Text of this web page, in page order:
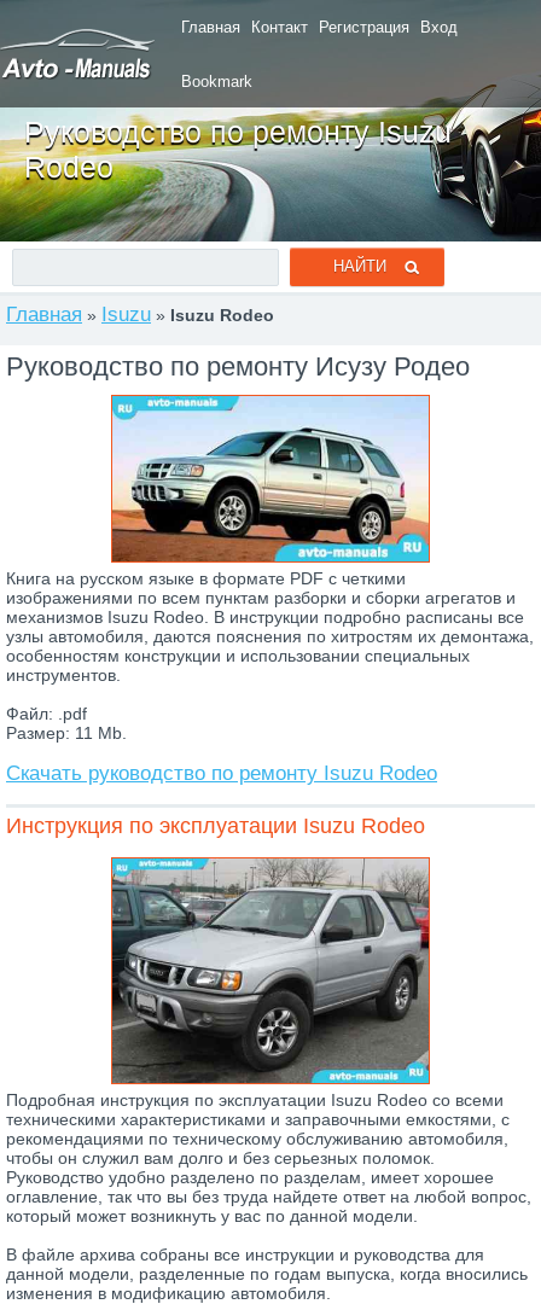
Главная Контакт Регистрация Вход
Bookmark
Руководство по ремонту Isuzu
Rodeo
Главная » Isuzu » Isuzu Rodeo
Руководство по ремонту Исузу Родео
Книга на русском языке в формате PDF с четкими
изображениями по всем пунктам разборки и сборки агрегатов и
механизмов Isuzu Rodeo. В инструкции подробно расписаны все
узлы автомобиля, даются пояснения по хитростям их демонтажа,
особенностям конструкции и использовании специальных
инструментов.
Файл: .pdf
Размер: 11 Mb.
Скачать руководство по ремонту Isuzu Rodeo
Инструкция по эксплуатации Isuzu Rodeo
Подробная инструкция по эксплуатации Isuzu Rodeo со всеми
техническими характеристиками и заправочными емкостями, с
рекомендациями по техническому обслуживанию автомобиля,
чтобы он служил вам долго и без серьезных поломок.
Руководство удобно разделено по разделам, имеет хорошее
оглавление, так что вы без труда найдете ответ на любой вопрос,
который может возникнуть у вас по данной модели.
В файле архива собраны все инструкции и руководства для
данной модели, разделенные по годам выпуска, когда вносились
изменения в модификацию автомобиля.